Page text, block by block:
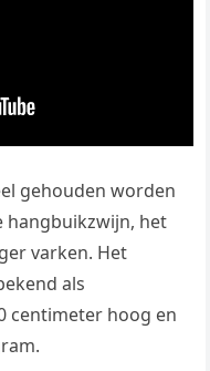
gehouden worden
hangbuikzwijn, het
varken. Het
als
centimeter hoog en